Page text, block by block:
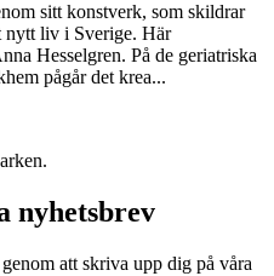
sitt konstverk, som skildrar
nytt liv i Sverige. Här
Hesselgren. På de geriatriska
pågår det krea...
nyhetsbrev
att skriva upp dig på våra